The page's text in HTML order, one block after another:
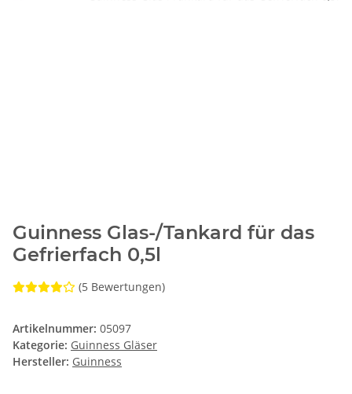
Guinness Glas-/Tankard für das
Gefrierfach 0,5l
(5 Bewertungen)
Artikelnummer: 05097
Kategorie: Guinness Gläser
Hersteller: Guinness